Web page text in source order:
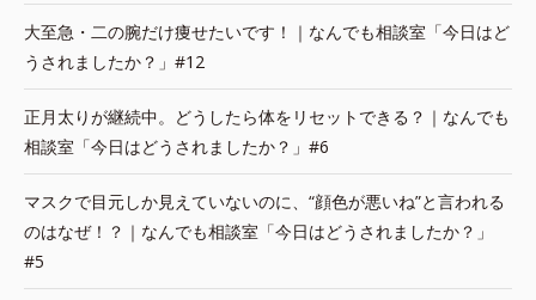
大至急・二の腕だけ痩せたいです！｜なんでも相談室「今日はど
うされましたか？」#12
正月太りが継続中。どうしたら体をリセットできる？｜なんでも
相談室「今日はどうされましたか？」#6
マスクで目元しか見えていないのに、“顔色が悪いね”と言われる
のはなぜ！？｜なんでも相談室「今日はどうされましたか？」
#5